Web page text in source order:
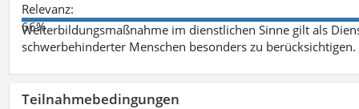
Relevanz:
66%
Weiterbildungsmaßnahme im dienstlichen Sinne gilt als
schwerbehinderter Menschen besonders zu berücksichtigen.
Teilnahmebedingungen